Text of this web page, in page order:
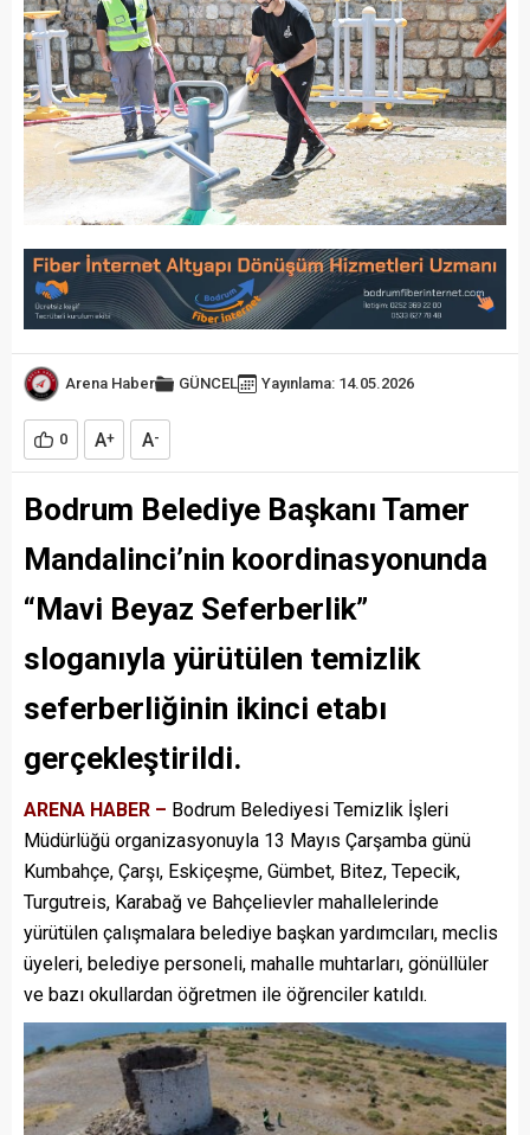
Arena Haber GÜNCEL Yayınlama: 14.05.2026
0 A+ A-
Bodrum Belediye Başkanı Tamer
Mandalinci’nin koordinasyonunda
“Mavi Beyaz Seferberlik”
sloganıyla yürütülen temizlik
seferberliğinin ikinci etabı
gerçekleştirildi.
ARENA HABER – Bodrum Belediyesi Temizlik İşleri
Müdürlüğü organizasyonuyla 13 Mayıs Çarşamba günü
Kumbahçe, Çarşı, Eskiçeşme, Gümbet, Bitez, Tepecik,
Turgutreis, Karabağ ve Bahçelievler mahallelerinde
yürütülen çalışmalara belediye başkan yardımcıları, meclis
üyeleri, belediye personeli, mahalle muhtarları, gönüllüler
ve bazı okullardan öğretmen ile öğrenciler katıldı.